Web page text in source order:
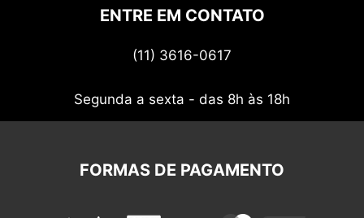
Politica de privacidadeENTRE EM CONTATO
(11) 3616-0617
Segunda a sexta - das 8h às 18h
FORMAS DE PAGAMENTO